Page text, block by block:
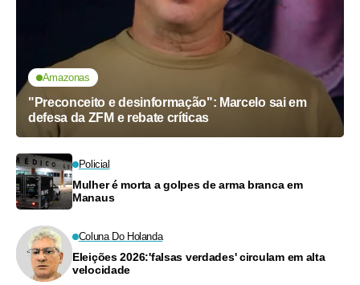
Amazonas
"Preconceito e desinformação": Marcelo sai em
defesa da ZFM e rebate críticas
Policial
Mulher é morta a golpes de arma branca em
Manaus
Coluna Do Holanda
Eleições 2026:'falsas verdades' circulam em alta
velocidade